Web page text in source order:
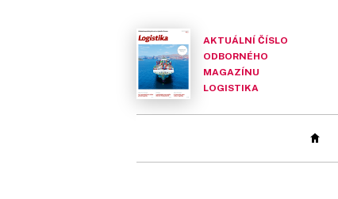
AKTUÁLNÍ ČÍSLO
ODBORNÉHO
MAGAZÍNU
LOGISTIKA